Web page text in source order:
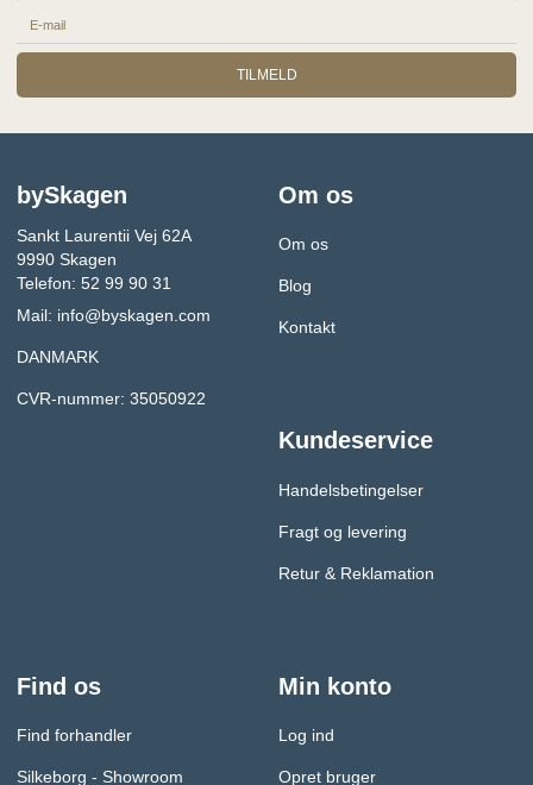
TILMELD
bySkagen
Sankt Laurentii Vej 62A
9990 Skagen
Telefon: 52 99 90 31
Mail: info@byskagen.com
DANMARK
CVR-nummer: 35050922
Om os
Om os
Blog
Kontakt
Kundeservice
Handelsbetingelser
Fragt og levering
Retur & Reklamation
Find os
Find forhandler
Silkeborg - Showroom
Min konto
Log ind
Opret bruger